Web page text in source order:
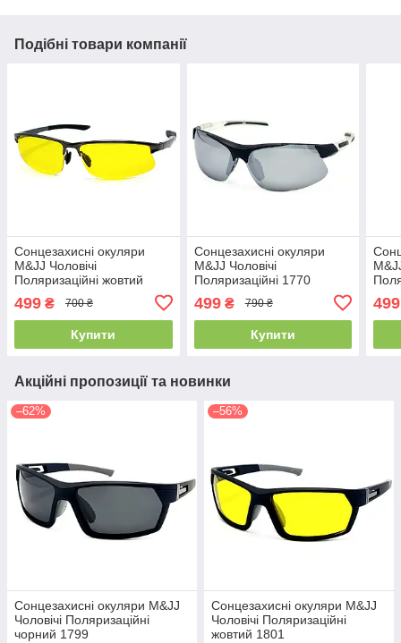
Подібні товари компанії
Сонцезахисні окуляри
M&JJ Чоловічі
Поляризаційні жовтий
499 ₴ 700 ₴
Купити
Сонцезахисні окуляри
M&JJ Чоловічі
Поляризаційні 1770
499₴ 790 ₴
Купити
499
Акційні пропозиції та новинки
–62%
Сонцезахисні окуляри M&JJ
Чоловічі Поляризаційні
чорний 1799
–56%
Сонцезахисні окуляри M&JJ
Чоловічі Поляризаційні
жовтий 1801